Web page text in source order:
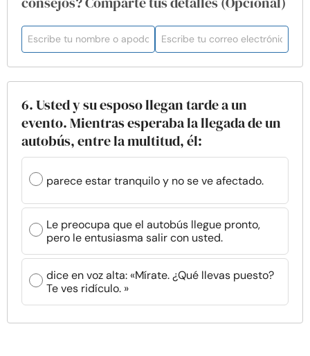
6. Usted y su esposo llegan tarde a un
evento. Mientras esperaba la llegada de un
autobús, entre la multitud, él:
parece estar tranquilo y no se ve afectado.
Le preocupa que el autobús llegue pronto,
pero le entusiasma salir con usted.
dice en voz alta: «Mírate. ¿Qué llevas puesto?
Te ves ridículo. »